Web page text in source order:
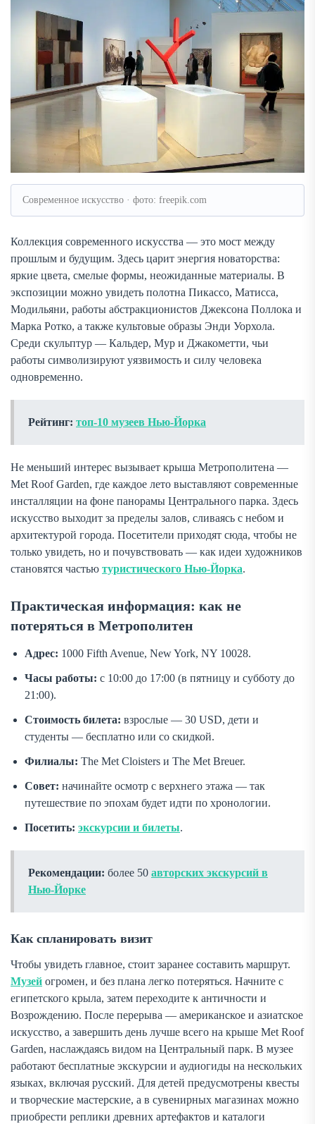
Современное искусство · фото: freepik.com
Коллекция современного искусства — это мост между
прошлым и будущим. Здесь царит энергия новаторства:
яркие цвета, смелые формы, неожиданные материалы. В
экспозиции можно увидеть полотна Пикассо, Матисса,
Модильяни, работы абстракционистов Джексона Поллока и
Марка Ротко, а также культовые образы Энди Уорхола.
Среди скульптур — Кальдер, Мур и Джакометти, чьи
работы символизируют уязвимость и силу человека
одновременно.
Рейтинг: топ-10 музеев Нью-Йорка
Не меньший интерес вызывает крыша Метрополитена —
Met Roof Garden, где каждое лето выставляют современные
инсталляции на фоне панорамы Центрального парка. Здесь
искусство выходит за пределы залов, сливаясь с небом и
архитектурой города. Посетители приходят сюда, чтобы не
только увидеть, но и почувствовать — как идеи художников
становятся частью туристического Нью-Йорка.
Практическая информация: как не
потеряться в Метрополитен
Адрес: 1000 Fifth Avenue, New York, NY 10028.
Часы работы: с 10:00 до 17:00 (в пятницу и субботу до
21:00).
Стоимость билета: взрослые — 30 USD, дети и
студенты — бесплатно или со скидкой.
Филиалы: The Met Cloisters и The Met Breuer.
Совет: начинайте осмотр с верхнего этажа — так
путешествие по эпохам будет идти по хронологии.
Посетить: экскурсии и билеты.
Рекомендации: более 50 авторских экскурсий в
Нью-Йорке
Как спланировать визит
Чтобы увидеть главное, стоит заранее составить маршрут.
Музей огромен, и без плана легко потеряться. Начните с
египетского крыла, затем переходите к античности и
Возрождению. После перерыва — американское и азиатское
искусство, а завершить день лучше всего на крыше Met Roof
Garden, наслаждаясь видом на Центральный парк. В музее
работают бесплатные экскурсии и аудиогиды на нескольких
языках, включая русский. Для детей предусмотрены квесты
и творческие мастерские, а в сувенирных магазинах можно
приобрести реплики древних артефактов и каталоги